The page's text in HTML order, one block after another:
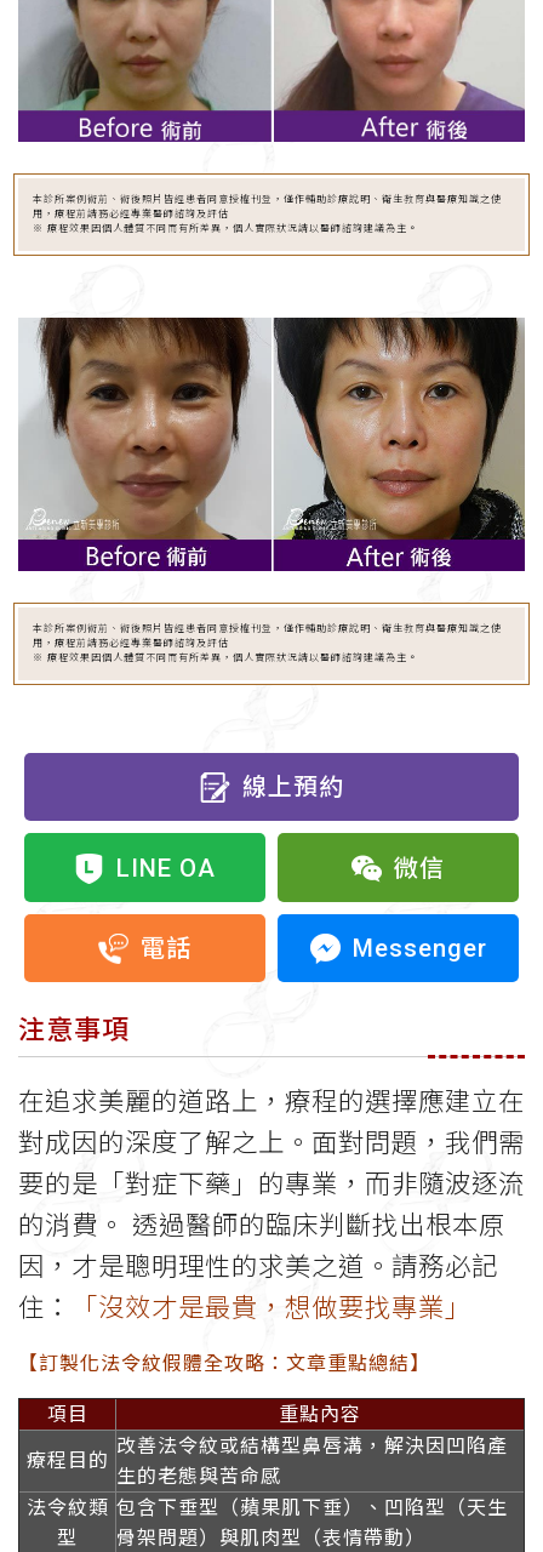
本診所案例術前、術後照片皆經患者同意授權刊登，僅作輔助診療說明、衛生教育與醫療知識之使
用，療程前請務必經專業醫師諮詢及評估
※ 療程效果因個人體質不同而有所差異，個人實際狀況請以醫師諮詢建議為主。
本診所案例術前、術後照片皆經患者同意授權刊登，僅作輔助診療說明、衛生教育與醫療知識之使
用，療程前請務必經專業醫師諮詢及評估
※ 療程效果因個人體質不同而有所差異，個人實際狀況請以醫師諮詢建議為主。
線上預約
LINE OA 微信
電話 Messenger
注意事項
在追求美麗的道路上，療程的選擇應建立在
對成因的深度了解之上。面對問題，我們需
要的是「對症下藥」的專業，而非隨波逐流
的消費。 透過醫師的臨床判斷找出根本原
因，才是聰明理性的求美之道。請務必記
住：
「沒效才是最貴，想做要找專業」
【訂製化法令紋假體全攻略：文章重點總結】
項目
重點內容
療程目的
改善法令紋或結構型鼻唇溝，解決因凹陷產
生的老態與苦命感
法令紋類
型
包含下垂型（蘋果肌下垂）、凹陷型（天生
骨架問題）與肌肉型（表情帶動）